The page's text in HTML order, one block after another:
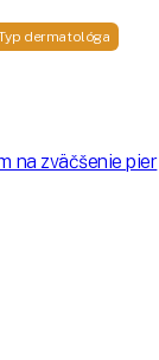
dermatológa
na zväčšenie pier